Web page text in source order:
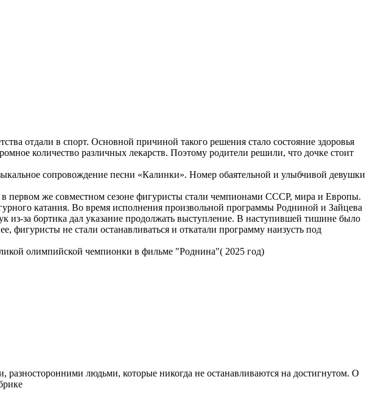
отдали в спорт. Основной причиной такого решения стало состояние здоровья
количество различных лекарств. Поэтому родители решили, что дочке стоит
сопровождение песни «Калинки». Номер обаятельной и улыбчивой девушки
же совместном сезоне фигуристы стали чемпионами СССР, мира и Европы.
катания. Во время исполнения произвольной программы Родниной и Зайцева
из-за бортика дал указание продолжать выступление. В наступившей тишине было
не стали останавливаться и откатали программу наизусть под
олимпийской чемпионки в фильме "Роднина"( 2025 год)
людьми, которые никогда не останавливаются на достигнутом. О